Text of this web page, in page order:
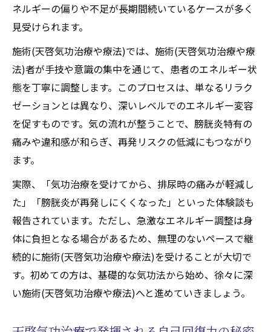
ネルギーの偏りや不足が長期間続いているケースが多く
見受けられます。
施術(天啓気功治療や療法)では、施術(天啓気功治療や療
法)者が手技や意識の集中を通じて、患者のエネルギー状
態を丁寧に調整します。このプロセスは、単なるリラク
ゼーションとは異なり、深いレベルでのエネルギー変容
を促すものです。気の流れが整うことで、膀胱炎特有の
痛みや違和感が和らぎ、再発リスクの低減にもつながり
ます。
実際、「気功治療を受けてから、排尿時の痛みが軽減し
た」「膀胱炎が再発しにくくなった」といった体験談も
報告されています。ただし、急激なエネルギー調整は身
体に負担となる場合があるため、無理のないペースで継
続的に施術(天啓気功治療や療法)を受けることが大切で
す。初めての方は、基礎的な気功法から始め、徐々に深
い施術(天啓気功治療や療法)へと進めていきましょう。